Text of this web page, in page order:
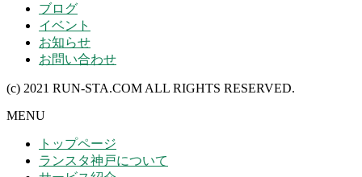
ブログ
イベント
お知らせ
お問い合わせ
(c) 2021 RUN-STA.COM ALL RIGHTS RESERVED.
MENU
トップページ
ランスタ神戸について